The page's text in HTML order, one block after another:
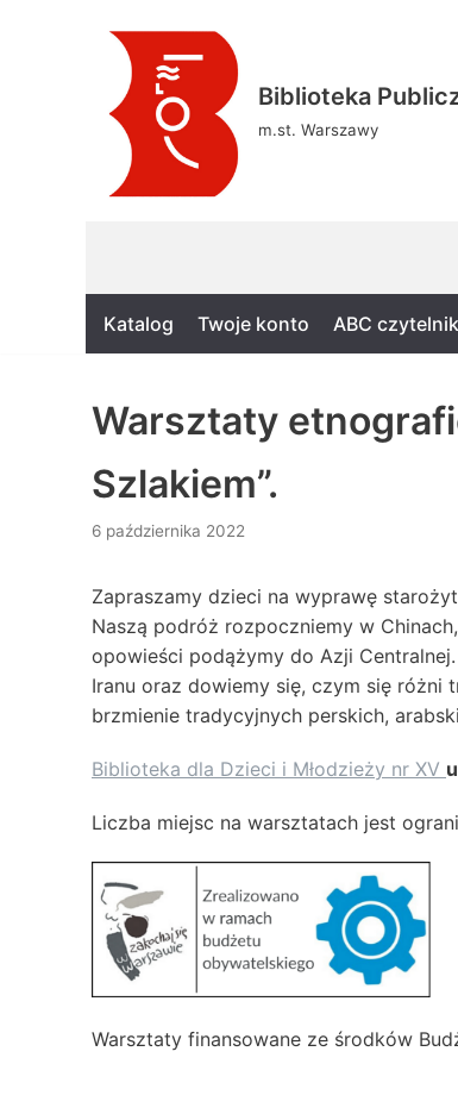
Biblioteka
m.st. Warszawy
Katalog Twoje konto ABC
Warsztaty
Szlakiem”.
6 października 2022
Zapraszamy dzieci na wyprawę
Naszą podróż rozpoczniemy w
opowieści podążymy do Azji
Iranu oraz dowiemy się, czym się
brzmienie tradycyjnych perskich,
Biblioteka dla Dzieci i Młodzieży nr XV
Liczba miejsc na warsztatach jest
Warsztaty finansowane ze środków